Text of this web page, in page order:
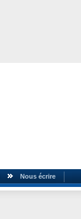
Nous écrire